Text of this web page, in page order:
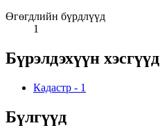
Өгөгдлийн бүрдлүүд
1
Бүрэлдэхүүн хэсгүүд
Кадастр - 1
Бүлгүүд